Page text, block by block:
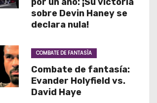
sobre Devin Haney se
declara nula!
COMBATE DE FANTASÌA
Combate de fantasía:
Evander Holyfield vs.
David Haye